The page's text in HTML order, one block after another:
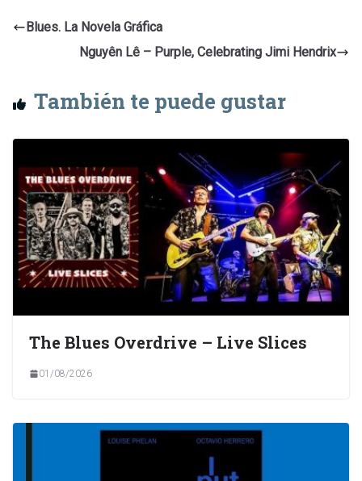
Blues. La Novela Gráfica
Nguyên Lê – Purple, Celebrating Jimi Hendrix
También te puede gustar
The Blues Overdrive – Live Slices
01/08/2026